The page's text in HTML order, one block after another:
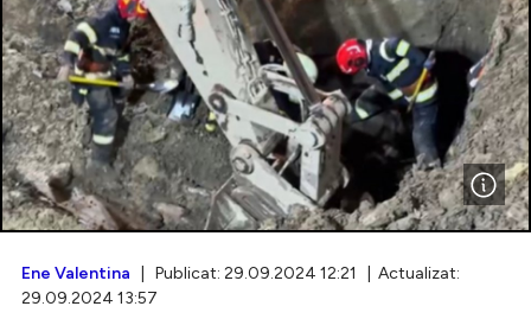
Intră în cont
Creează cont
Ene Valentina | Publicat: 29.09.2024 12:21 | Actualizat:
29.09.2024 13:57